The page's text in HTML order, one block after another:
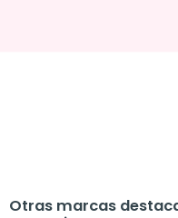
Otras marcas